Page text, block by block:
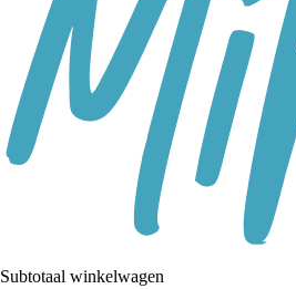
Subtotaal winkelwagen